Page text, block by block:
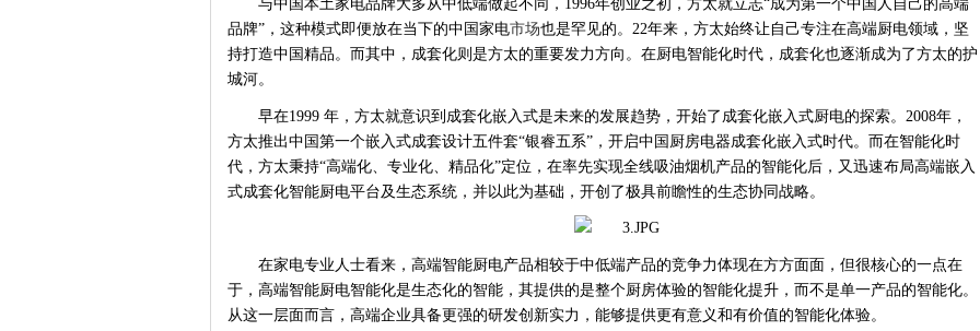
与中国本土家电品牌大多从中低端做起不同， 1996年创业之初，方太就立志“成为第一个中国人自己的高端
品牌”，这种模式即便放在当下的中国家电市场也是罕见的。22年来，方太始终让自己专注在高端厨电领域，坚
持打造中国精品。而其中，成套化则是方太的重要发力方向。在厨电智能化时代，成套化也逐渐成为了方太的护
城河。
早在1999 年，方太就意识到成套化嵌入式是未来的发展趋势，开始了成套化嵌入式厨电的探索。2008年，
方太推出中国第一个嵌入式成套设计五件套“银睿五系”，开启中国厨房电器成套化嵌入式时代。而在智能化时
代，方太秉持“高端化、专业化、精品化”定位，在率先实现全线吸油烟机产品的智能化后，又迅速布局高端嵌入
式成套化智能厨电平台及生态系统，并以此为基础，开创了极具前瞻性的生态协同战略。
在家电专业人士看来，高端智能厨电产品相较于中低端产品的竞争力体现在方方面面，但很核心的一点在
于，高端智能厨电智能化是生态化的智能，其提供的是整个厨房体验的智能化提升，而不是单一产品的智能化。
从这一层面而言，高端企业具备更强的研发创新实力，能够提供更有意义和有价值的智能化体验。